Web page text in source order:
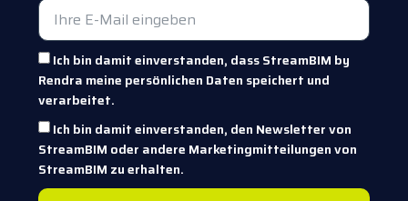
Ich bin damit einverstanden, dass StreamBIM by
Rendra meine persönlichen Daten speichert und
verarbeitet.
Ich bin damit einverstanden, den Newsletter von
StreamBIM oder andere Marketingmitteilungen von
StreamBIM zu erhalten.